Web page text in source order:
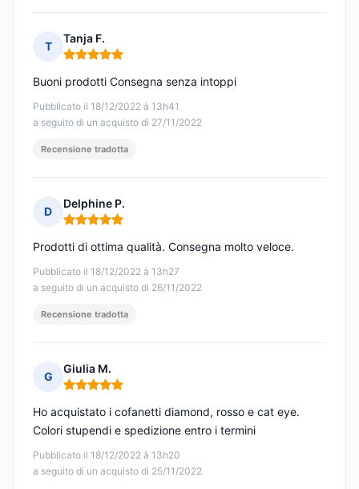
T
Tanja F.
Nota: 5 su 5
Pubblicato il 18/12/2022 à 13h41
a seguito di un acquisto di 27/11/2022
Buoni prodotti Consegna senza intoppi
Recensione tradotta
D
Delphine P.
Nota: 5 su 5
Pubblicato il 18/12/2022 à 13h27
a seguito di un acquisto di 26/11/2022
Prodotti di ottima qualità. Consegna molto veloce.
Recensione tradotta
G
Giulia M.
Nota: 5 su 5
Pubblicato il 18/12/2022 à 13h20
a seguito di un acquisto di 25/11/2022
Ho acquistato i cofanetti diamond, rosso e cat eye.
Colori stupendi e spedizione entro i termini